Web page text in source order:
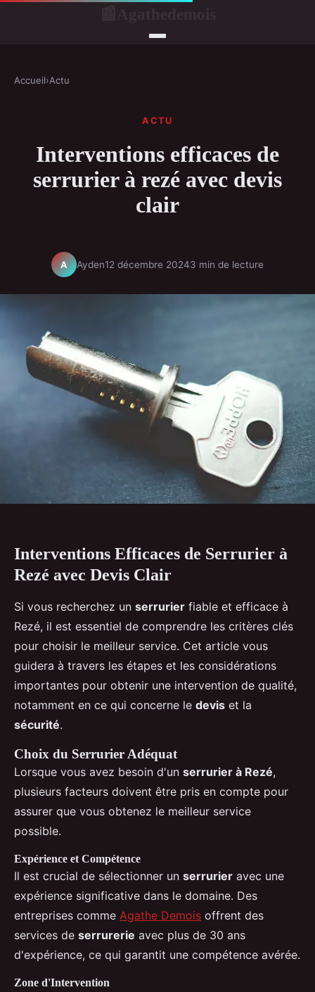
Accueil›Actu
ACTU
Interventions efficaces de
serrurier à rezé avec devis
clair
A Ayden12 décembre 20243 min de lecture
Interventions Efficaces de Serrurier à
Rezé avec Devis Clair
Si vous recherchez un serrurier fiable et efficace à
Rezé, il est essentiel de comprendre les critères clés
pour choisir le meilleur service. Cet article vous
guidera à travers les étapes et les considérations
importantes pour obtenir une intervention de qualité,
notamment en ce qui concerne le devis et la
sécurité.
Choix du Serrurier Adéquat
Lorsque vous avez besoin d'un serrurier à Rezé,
plusieurs facteurs doivent être pris en compte pour
assurer que vous obtenez le meilleur service
possible.
Expérience et Compétence
Il est crucial de sélectionner un serrurier avec une
expérience significative dans le domaine. Des
entreprises comme Agathe Demois offrent des
services de serrurerie avec plus de 30 ans
d'expérience, ce qui garantit une compétence avérée.
Zone d'Intervention